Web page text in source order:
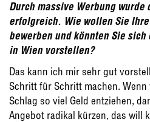
Durch massive Werbung
erfolgreich. Wie wollen Sie
bewerben und könnten Sie
in Wien vorstellen?
Das kann ich mir sehr gut
Schritt für Schritt machen.
Schlag so viel Geld entziehen,
Angebot radikal kürzen, das will